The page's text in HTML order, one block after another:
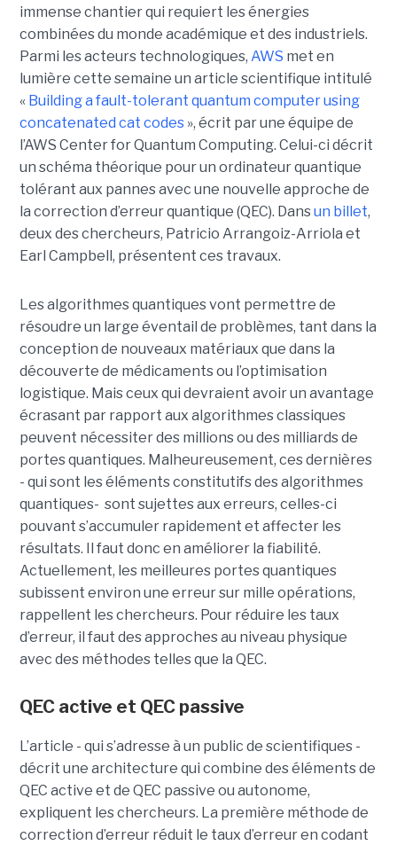
immense chantier qui requiert les énergies
combinées du monde académique et des industriels.
Parmi les acteurs technologiques, AWS met en
lumière cette semaine un article scientifique intitulé
« Building a fault-tolerant quantum computer using
concatenated cat codes», écrit par une équipe de
l’AWS Center for Quantum Computing. Celui-ci décrit
un schéma théorique pour un ordinateur quantique
tolérant aux pannes avec une nouvelle approche de
la correction d’erreur quantique (QEC). Dansun billet,
deux des chercheurs, Patricio Arrangoiz-Arriola et
Earl Campbell, présentent ces travaux.
Les algorithmes quantiques vont permettre de
résoudre un large éventail de problèmes, tant dans la
conception de nouveaux matériaux que dans la
découverte de médicaments ou l’optimisation
logistique. Mais ceux qui devraient avoir un avantage
écrasant par rapport aux algorithmes classiques
peuvent nécessiter des millions ou des milliards de
portes quantiques. Malheureusement, ces dernières
- qui sont les éléments constitutifs des algorithmes
quantiques- sont sujettes aux erreurs, celles-ci
pouvant s’accumuler rapidement et affecter les
résultats. Il faut donc en améliorer la fiabilité.
Actuellement, les meilleures portes quantiques
subissent environ une erreur sur mille opérations,
rappellent les chercheurs. Pour réduire les taux
d’erreur, il faut des approches au niveau physique
avec des méthodes telles que la QEC.
QEC active et QEC passive
L’article - qui s’adresse à un public de scientifiques -
décrit une architecture qui combine des éléments de
QEC active et de QEC passive ou autonome,
expliquent les chercheurs. La première méthode de
correction d’erreur réduit le taux d’erreur en codant